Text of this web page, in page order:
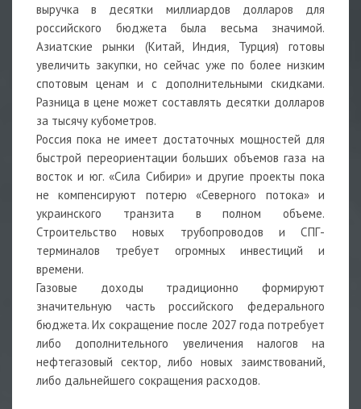
выручка в десятки миллиардов долларов для
российского бюджета была весьма значимой.
Азиатские рынки (Китай, Индия, Турция) готовы
увеличить закупки, но сейчас уже по более низким
спотовым ценам и с дополнительными скидками.
Разница в цене может составлять десятки долларов
за тысячу кубометров.
Россия пока не имеет достаточных мощностей для
быстрой переориентации больших объемов газа на
восток и юг. «Сила Сибири» и другие проекты пока
не компенсируют потерю «Северного потока» и
украинского транзита в полном объеме.
Строительство новых трубопроводов и СПГ-
терминалов требует огромных инвестиций и
времени.
Газовые доходы традиционно формируют
значительную часть российского федерального
бюджета. Их сокращение после 2027 года потребует
либо дополнительного увеличения налогов на
нефтегазовый сектор, либо новых заимствований,
либо дальнейшего сокращения расходов.